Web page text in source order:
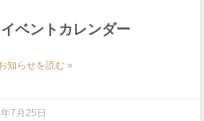
ベントカレンダー
知らせを読む »
7月25日